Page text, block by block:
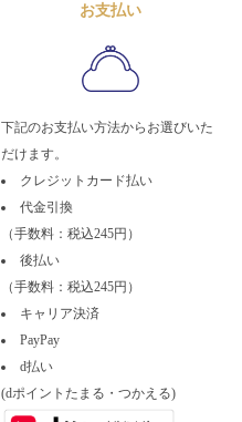
お支払い
下記のお支払い方法からお選びいた
だけます。
クレジットカード払い
代金引換
（手数料：税込245円）
後払い
（手数料：税込245円）
キャリア決済
PayPay
d払い
(dポイントたまる・つかえる)